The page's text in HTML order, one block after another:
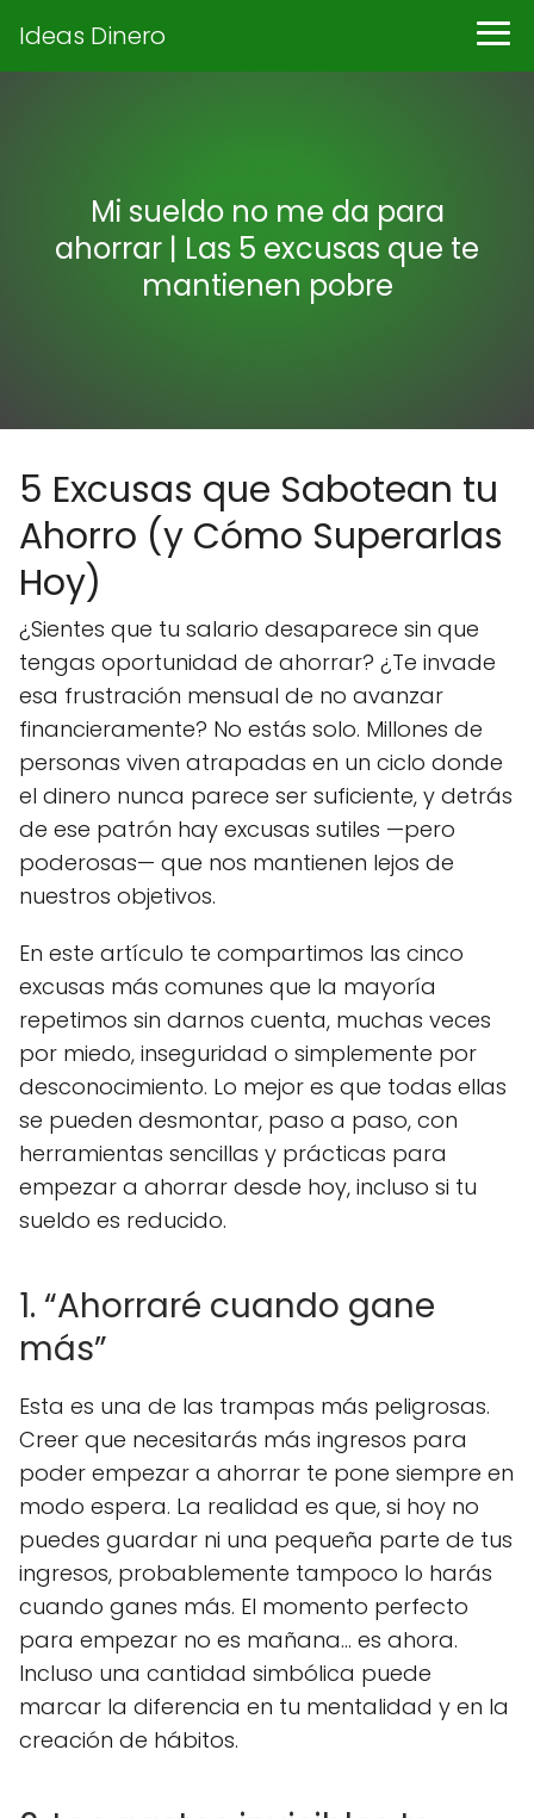
Ideas Dinero
Mi sueldo no me da para
ahorrar | Las 5 excusas que te
mantienen pobre
5 Excusas que Sabotean tu
Ahorro (y Cómo Superarlas
Hoy)
¿Sientes que tu salario desaparece sin que
tengas oportunidad de ahorrar? ¿Te invade
esa frustración mensual de no avanzar
financieramente? No estás solo. Millones de
personas viven atrapadas en un ciclo donde
el dinero nunca parece ser suficiente, y detrás
de ese patrón hay excusas sutiles —pero
poderosas— que nos mantienen lejos de
nuestros objetivos.
En este artículo te compartimos las cinco
excusas más comunes que la mayoría
repetimos sin darnos cuenta, muchas veces
por miedo, inseguridad o simplemente por
desconocimiento. Lo mejor es que todas ellas
se pueden desmontar, paso a paso, con
herramientas sencillas y prácticas para
empezar a ahorrar desde hoy, incluso si tu
sueldo es reducido.
1. “Ahorraré cuando gane
más”
Esta es una de las trampas más peligrosas.
Creer que necesitarás más ingresos para
poder empezar a ahorrar te pone siempre en
modo espera. La realidad es que, si hoy no
puedes guardar ni una pequeña parte de tus
ingresos, probablemente tampoco lo harás
cuando ganes más. El momento perfecto
para empezar no es mañana… es ahora.
Incluso una cantidad simbólica puede
marcar la diferencia en tu mentalidad y en la
creación de hábitos.